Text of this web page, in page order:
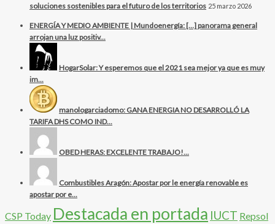
soluciones sostenibles para el futuro de los territorios 25 marzo 2026
ENERGÍA Y MEDIO AMBIENTE | Mundoenergía: […] panorama general
arrojan una luz positiv...
HogarSolar: Y esperemos que el 2021 sea mejor ya que es muy
im...
manologarciadomo: GANA ENERGIA NO DESARROLLÓ LA
TARIFA DHS COMO IND...
OBED HERAS: EXCELENTE TRABAJO!...
Combustibles Aragón: Apostar por le energía renovable es
apostar por e...
CSP Today Destacada en portada IUCT Repsol